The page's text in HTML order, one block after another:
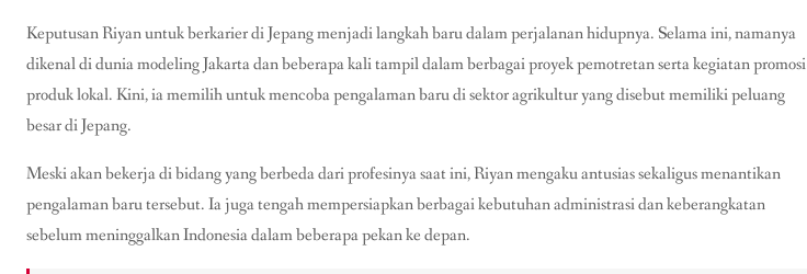
Keputusan Riyan untuk berkarier di Jepang menjadi langkah baru dalam perjalanan hidupnya. Selama ini, namanya
dikenal di dunia modeling Jakarta dan beberapa kali tampil dalam berbagai proyek pemotretan serta kegiatan promosi
produk lokal. Kini, ia memilih untuk mencoba pengalaman baru di sektor agrikultur yang disebut memiliki peluang
besar di Jepang.
Meski akan bekerja di bidang yang berbeda dari profesinya saat ini, Riyan mengaku antusias sekaligus menantikan
pengalaman baru tersebut. Ia juga tengah mempersiapkan berbagai kebutuhan administrasi dan keberangkatan
sebelum meninggalkan Indonesia dalam beberapa pekan ke depan.